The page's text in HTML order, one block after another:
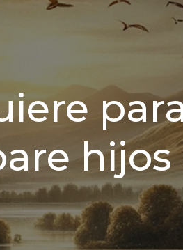
hijos